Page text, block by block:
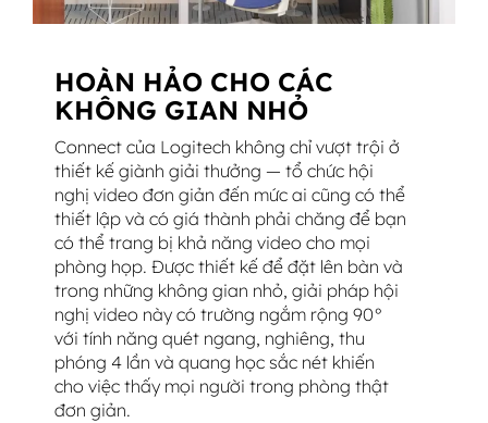
HOÀN HẢO CHO CÁC
KHÔNG GIAN NHỎ
Connect của Logitech không chỉ vượt trội ở
thiết kế giành giải thưởng — tổ chức hội
nghị video đơn giản đến mức ai cũng có thể
thiết lập và có giá thành phải chăng để bạn
có thể trang bị khả năng video cho mọi
phòng họp. Được thiết kế để đặt lên bàn và
trong những không gian nhỏ, giải pháp hội
nghị video này có trường ngắm rộng 90°
với tính năng quét ngang, nghiêng, thu
phóng 4 lần và quang học sắc nét khiến
cho việc thấy mọi người trong phòng thật
đơn giản.